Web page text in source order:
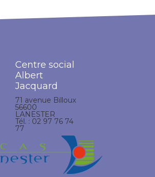
Centre social
Albert
Jacquard
71 avenue Billoux
56600
LANESTER
Tél. : 02 97 76 74
77